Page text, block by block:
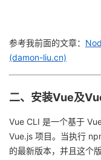
客
论
坛
的
圈
子
我
的
直
播
我
的
活
我
的
我
参考我前面的文章：
(damon-liu.cn)
二、安装Vue及
Vue CLI 是一个基于
Vue.js 项目。当执行
的最新版本，并且这个